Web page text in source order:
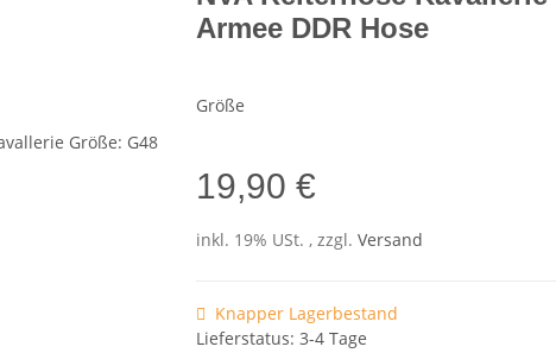
Armee DDR Hose
Größe
19,90 €
inkl. 19% USt. , zzgl. Versand
Knapper Lagerbestand
Lieferstatus: 3-4 Tage